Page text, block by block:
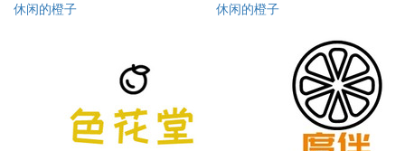
休闲的橙子
休闲的橙子